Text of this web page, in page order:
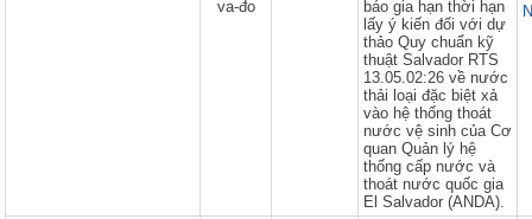
va-đo
báo gia hạn thời hạn
lấy ý kiến đối với dự
thảo Quy chuẩn kỹ
thuật Salvador RTS
13.05.02:26 về nước
thải loại đặc biệt xả
vào hệ thống thoát
nước vệ sinh của Cơ
quan Quản lý hệ
thống cấp nước và
thoát nước quốc gia
El Salvador (ANDA).